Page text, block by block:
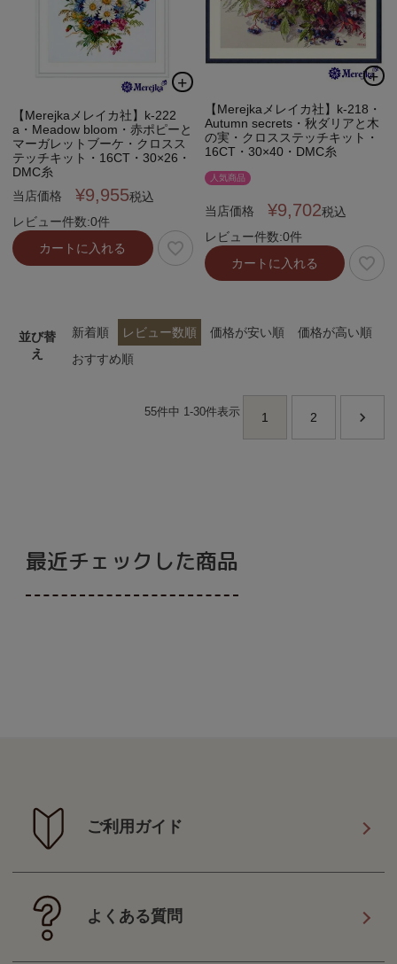
【Merejkaメレイカ社】k-222
a・Meadow bloom・赤ポピーと
マーガレットブーケ・クロスス
テッチキット・16CT・30×26・
DMC糸
当店価格
¥9,955税込
レビュー件数:0件
カートに入れる
【Merejkaメレイカ社】k-218・
Autumn secrets・秋ダリアと木
の実・クロスステッチキット・
16CT・30×40・DMC糸
人気商品
当店価格 ¥9,702税込
レビュー件数:0件
カートに入れる
並び替
え
新着順 レビュー数順 価格が安い順
価格が高い順
おすすめ順
55件中 1-30件表示 1 2
最近チェックした商品
ご利用ガイド
よくある質問